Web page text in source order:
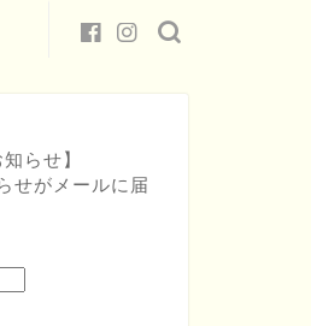
らせ】
せがメールに届